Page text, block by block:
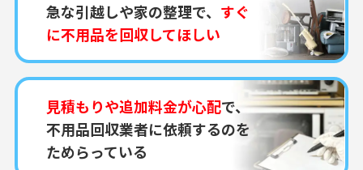
急な引越しや家の整理で、 すぐ
に不用品を回収してほしい
見積もりや追加料金が心配で、
不用品回収業者に依頼するのを
ためらっている